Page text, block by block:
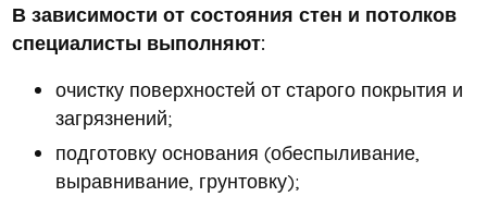
В зависимости от состояния стен и потолков
специалисты выполняют:
очистку поверхностей от старого покрытия и
загрязнений;
подготовку основания (обеспыливание,
выравнивание, грунтовку);